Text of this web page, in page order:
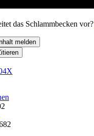
das Schlammbecken vor?
melden